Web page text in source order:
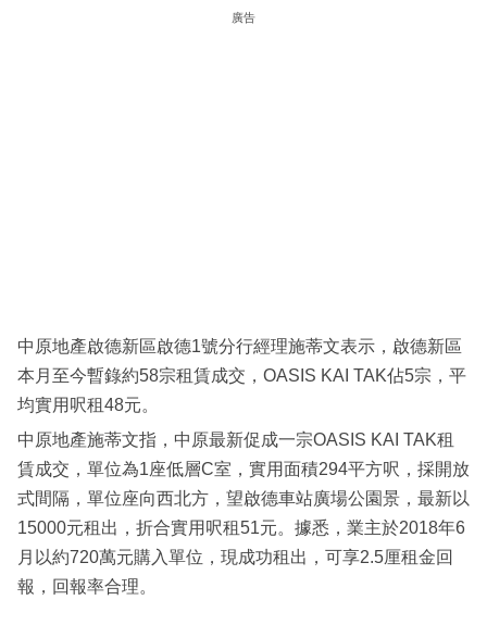
區
廣告
中原地產啟德新區啟德1號分行經理施蒂文表示，啟德新區
本月至今暫錄約58宗租賃成交，OASIS KAI TAK佔5宗，平
均實用呎租48元。
中原地產施蒂文指，中原最新促成一宗OASIS KAI TAK租
賃成交，單位為1座低層C室，實用面積294平方呎，採開放
式間隔，單位座向西北方，望啟德車站廣場公園景，最新以
15000元租出，折合實用呎租51元。據悉，業主於2018年6
月以約720萬元購入單位，現成功租出，可享2.5厘租金回
報，回報率合理。